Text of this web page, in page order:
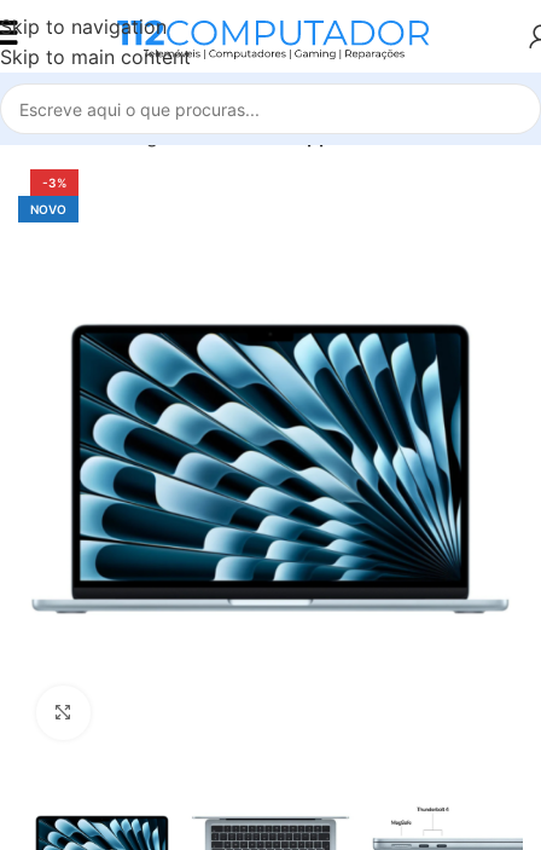
Skip to navigation
Skip to main content
Início Tecnologia Informática Apple Macbook
-3%
NOVO